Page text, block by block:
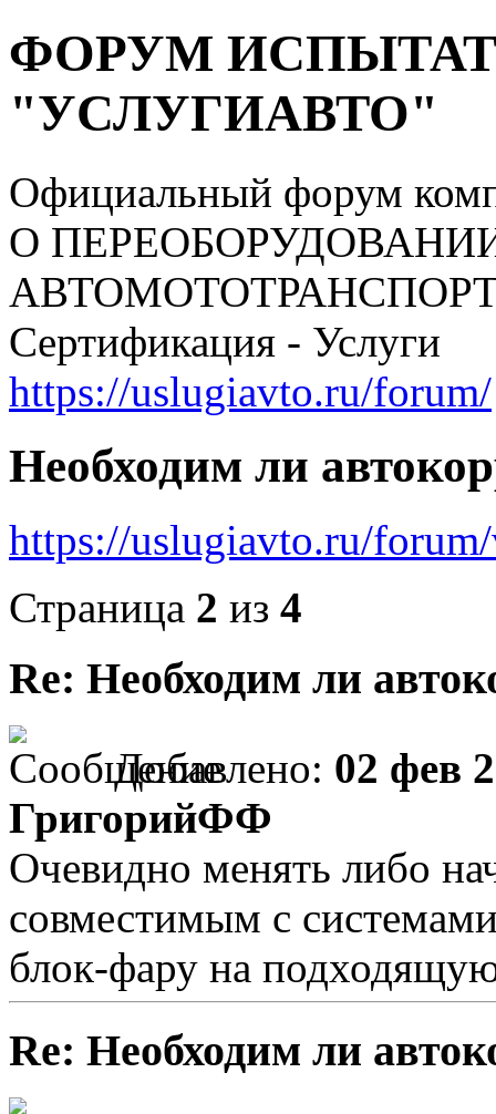
ФОРУМ
"УСЛУГИАВТО"
Официальный форум
О
Сертификация - Услуги
https://uslugiavto.ru/forum/
Необходим ли
https://uslugiavto.ru/
Страница 2 из 4
Re: Необходим ли
Добавлено: 02 фев
ГригорийФФ
Очевидно менять либо
совместимым с
блок-фару на
Re: Необходим ли